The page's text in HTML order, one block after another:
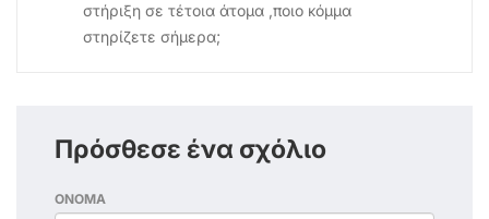
στήριξη σε τέτοια άτομα ,ποιο κόμμα
στηρίζετε σήμερα;
Πρόσθεσε ένα σχόλιο
ΟΝΟΜΑ